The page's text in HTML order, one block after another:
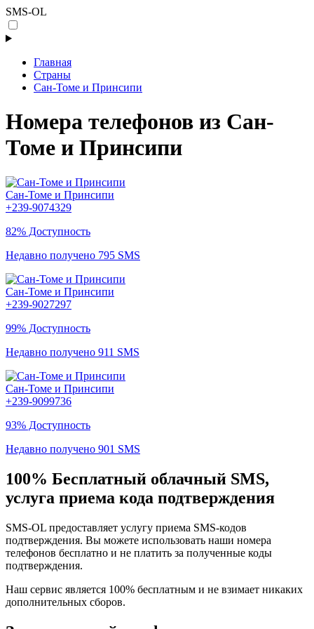
SMS-OL
Главная
Страны
Сан-Томе и Принсипи
Номера телефонов из Сан-
Томе и Принсипи
Сан-Томе и Принсипи
+239-9074329
82% Доступность
Недавно получено 795 SMS
Сан-Томе и Принсипи
+239-9027297
99% Доступность
Недавно получено 911 SMS
Сан-Томе и Принсипи
+239-9099736
93% Доступность
Недавно получено 901 SMS
100% Бесплатный облачный SMS,
услуга приема кода подтверждения
SMS-OL предоставляет услугу приема SMS-кодов
подтверждения. Вы можете использовать наши номера
телефонов бесплатно и не платить за полученные коды
подтверждения.
Наш сервис является 100% бесплатным и не взимает никаких
дополнительных сборов.